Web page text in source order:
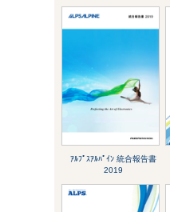
ｱﾙﾌﾟｽｱﾙﾊﾟｲﾝ 統合報告書
2019